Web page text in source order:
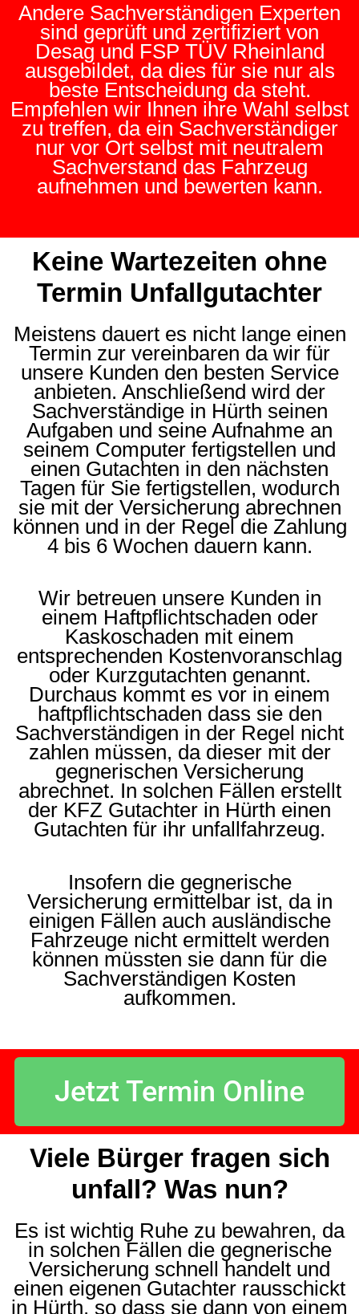
Andere Sachverständigen Experten
sind geprüft und zertifiziert von
Desag und FSP TÜV Rheinland
ausgebildet, da dies für sie nur als
beste Entscheidung da steht.
Empfehlen wir Ihnen ihre Wahl selbst
zu treffen, da ein Sachverständiger
nur vor Ort selbst mit neutralem
Sachverstand das Fahrzeug
aufnehmen und bewerten kann.
Keine Wartezeiten ohne
Termin Unfallgutachter
Meistens dauert es nicht lange einen
Termin zur vereinbaren da wir für
unsere Kunden den besten Service
anbieten. Anschließend wird der
Sachverständige in Hürth seinen
Aufgaben und seine Aufnahme an
seinem Computer fertigstellen und
einen Gutachten in den nächsten
Tagen für Sie fertigstellen, wodurch
sie mit der Versicherung abrechnen
können und in der Regel die Zahlung
4 bis 6 Wochen dauern kann.
Wir betreuen unsere Kunden in
einem Haftpflichtschaden oder
Kaskoschaden mit einem
entsprechenden Kostenvoranschlag
oder Kurzgutachten genannt.
Durchaus kommt es vor in einem
haftpflichtschaden dass sie den
Sachverständigen in der Regel nicht
zahlen müssen, da dieser mit der
gegnerischen Versicherung
abrechnet. In solchen Fällen erstellt
der KFZ Gutachter in Hürth einen
Gutachten für ihr unfallfahrzeug.
Insofern die gegnerische
Versicherung ermittelbar ist, da in
einigen Fällen auch ausländische
Fahrzeuge nicht ermittelt werden
können müssten sie dann für die
Sachverständigen Kosten
aufkommen.
Jetzt Termin Online
Viele Bürger fragen sich
unfall? Was nun?
Es ist wichtig Ruhe zu bewahren, da
in solchen Fällen die gegnerische
Versicherung schnell handelt und
einen eigenen Gutachter rausschickt
in Hürth, so dass sie dann von einem